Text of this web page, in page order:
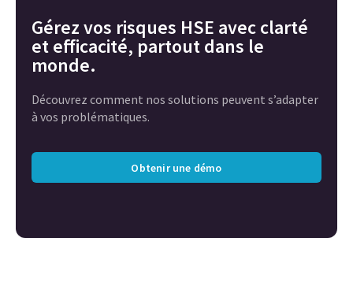
Gérez vos risques HSE avec clarté
et efficacité, partout dans le
monde.
Découvrez comment nos solutions peuvent s’adapter
à vos problématiques.
Obtenir une démo